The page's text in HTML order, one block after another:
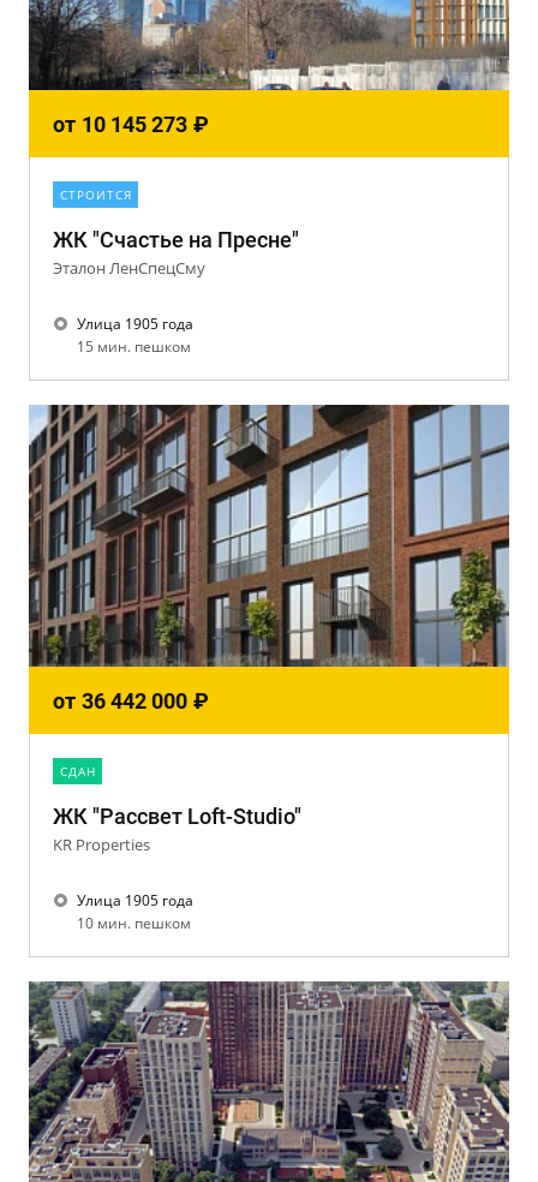
от 10 145 273 ₽
СТРОИТСЯ
ЖК "Счастье на Пресне"
Эталон ЛенСпецСму
Улица 1905 года
15 мин. пешком
от 36 442 000 ₽
CДАН
ЖК "Рассвет Loft-Studio"
KR Properties
Улица 1905 года
10 мин. пешком